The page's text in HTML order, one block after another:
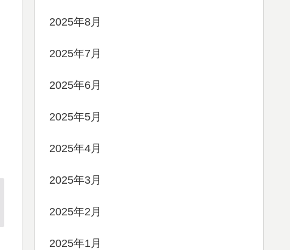
2025年8月
2025年7月
2025年6月
2025年5月
2025年4月
2025年3月
2025年2月
2025年1月